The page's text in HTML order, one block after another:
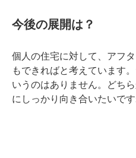
今後の展開は？
個人の住宅に対して、アフ
もできればと考えています
いうのはありません。どち
にしっかり向き合いたいです